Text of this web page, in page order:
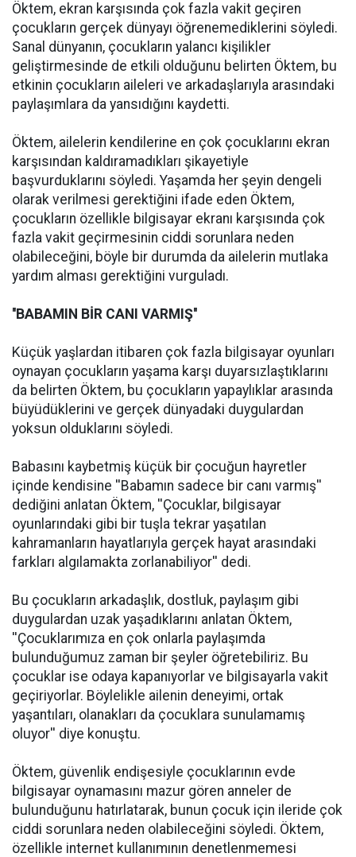
Öktem, ekran karşısında çok fazla vakit geçiren
çocukların gerçek dünyayı öğrenemediklerini söyledi.
Sanal dünyanın, çocukların yalancı kişilikler
geliştirmesinde de etkili olduğunu belirten Öktem, bu
etkinin çocukların aileleri ve arkadaşlarıyla arasındaki
paylaşımlara da yansıdığını kaydetti.
Öktem, ailelerin kendilerine en çok çocuklarını ekran
karşısından kaldıramadıkları şikayetiyle
başvurduklarını söyledi. Yaşamda her şeyin dengeli
olarak verilmesi gerektiğini ifade eden Öktem,
çocukların özellikle bilgisayar ekranı karşısında çok
fazla vakit geçirmesinin ciddi sorunlara neden
olabileceğini, böyle bir durumda da ailelerin mutlaka
yardım alması gerektiğini vurguladı.
''BABAMIN BİR CANI VARMIŞ''
Küçük yaşlardan itibaren çok fazla bilgisayar oyunları
oynayan çocukların yaşama karşı duyarsızlaştıklarını
da belirten Öktem, bu çocukların yapaylıklar arasında
büyüdüklerini ve gerçek dünyadaki duygulardan
yoksun olduklarını söyledi.
Babasını kaybetmiş küçük bir çocuğun hayretler
içinde kendisine ''Babamın sadece bir canı varmış''
dediğini anlatan Öktem, ''Çocuklar, bilgisayar
oyunlarındaki gibi bir tuşla tekrar yaşatılan
kahramanların hayatlarıyla gerçek hayat arasındaki
farkları algılamakta zorlanabiliyor'' dedi.
Bu çocukların arkadaşlık, dostluk, paylaşım gibi
duygulardan uzak yaşadıklarını anlatan Öktem,
''Çocuklarımıza en çok onlarla paylaşımda
bulunduğumuz zaman bir şeyler öğretebiliriz. Bu
çocuklar ise odaya kapanıyorlar ve bilgisayarla vakit
geçiriyorlar. Böylelikle ailenin deneyimi, ortak
yaşantıları, olanakları da çocuklara sunulamamış
oluyor'' diye konuştu.
Öktem, güvenlik endişesiyle çocuklarının evde
bilgisayar oynamasını mazur gören anneler de
bulunduğunu hatırlatarak, bunun çocuk için ileride çok
ciddi sorunlara neden olabileceğini söyledi. Öktem,
özellikle internet kullanımının denetlenmemesi